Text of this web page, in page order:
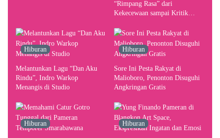
“Rimpang Rasa” dari
Kekecewaan sampai Kritik
Pusat Pergerakan Seni Rupa
Indonesia
Hiburan
Melantunkan Lagu “Dan Aku
Rindu”, Indro Warkop
Menangis di Studio
Hiburan
Sore Ini Pesta Rakyat di
Malioboro, Penonton Disuguhi
Angkringan Gratis
Hiburan Hiburan